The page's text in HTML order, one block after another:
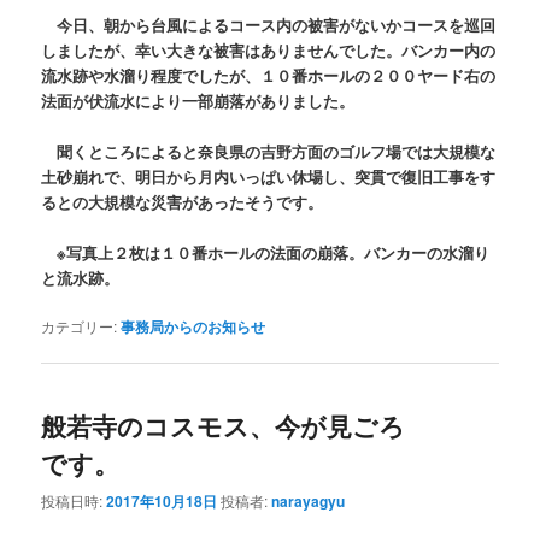
今日、朝から台風によるコース内の被害がないかコースを巡回
しましたが、幸い大きな被害はありませんでした。バンカー内の
流水跡や水溜り程度でしたが、１０番ホールの２００ヤード右の
法面が伏流水により一部崩落がありました。
聞くところによると奈良県の吉野方面のゴルフ場では大規模な
土砂崩れで、明日から月内いっぱい休場し、突貫で復旧工事をす
るとの大規模な災害があったそうです。
※写真上２枚は１０番ホールの法面の崩落。バンカーの水溜り
と流水跡。
カテゴリー:事務局からのお知らせ
般若寺のコスモス、今が見ごろ
です。
投稿日時:2017年10月18日 投稿者:narayagyu